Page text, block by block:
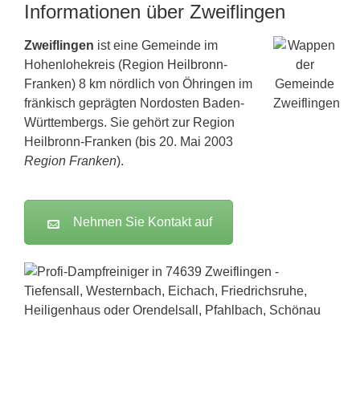
Informationen über Zweiflingen
Zweiflingen ist eine Gemeinde im
Hohenlohekreis (Region Heilbronn-
Franken) 8 km nördlich von Öhringen im
fränkisch geprägten Nordosten Baden-
Württembergs. Sie gehört zur Region
Heilbronn-Franken (bis 20. Mai 2003
Region Franken).
Nehmen Sie Kontakt auf